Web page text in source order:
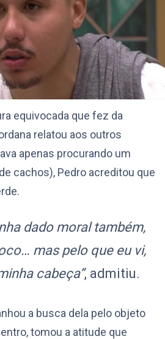
equivocada que fez da
relatou aos outros
apenas procurando um
cachos), Pedro acreditou que
dado moral também,
mas pelo que eu vi,
cabeça”, admitiu.
a busca dela pelo objeto
tomou a atitude que